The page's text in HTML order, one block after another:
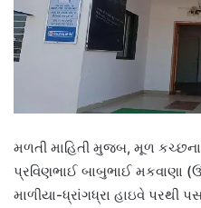
મળતી માહિતી મુજબ, મૂળ કચ્છના
પ્રવિણભાઈ બાબુભાઈ મકવાણા
માળીયા-ધ્રાંગધ્રા હાઇવે પરથી